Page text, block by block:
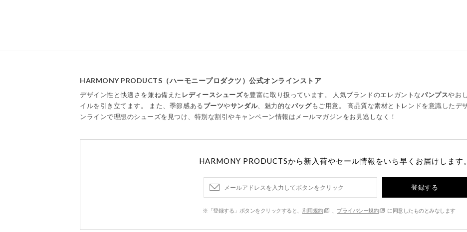
HARMONY PRODUCTS（ハーモニープロダクツ）公式オンラインストア
デザイン性と快適さを兼ね備えた レディースシューズを豊富に取り扱っています。 人気ブランドのエレガントなパンプスやお
イルを引き立てます。 また、季節感あるブーツやサンダル、魅力的なバッグもご用意。 高品質な素材とトレンドを意識したデ
ンラインで理想のシューズを見つけ、特別な割引やキャンペーン情報はメールマガジンをお見逃しなく！
HARMONY PRODUCTSから新入荷やセール情報をいち早くお届けします。
登録する
※「登録する」ボタンをクリックすると、 利用規約 プライバシー規約 に同意したものとみなします